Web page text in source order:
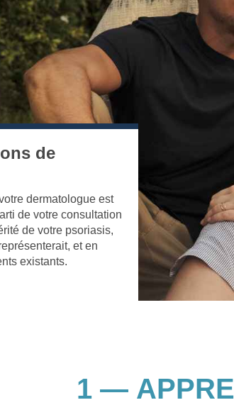
de
dermatologue est
de votre consultation
de votre psoriasis,
et en
existants.
1 —